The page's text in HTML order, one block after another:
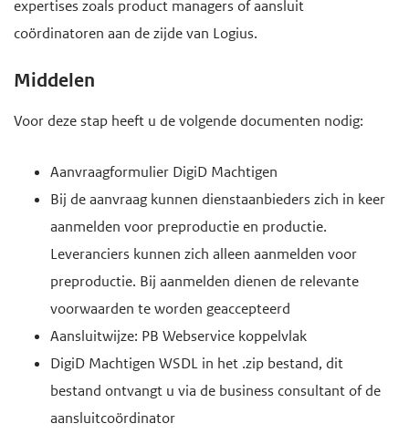
expertises zoals product managers of aansluit
coördinatoren aan de zijde van Logius.
Middelen
Voor deze stap heeft u de volgende documenten nodig:
Aanvraagformulier DigiD Machtigen
Bij de aanvraag kunnen dienstaanbieders zich in keer
aanmelden voor preproductie en productie.
Leveranciers kunnen zich alleen aanmelden voor
preproductie. Bij aanmelden dienen de relevante
voorwaarden te worden geaccepteerd
Aansluitwijze: PB Webservice koppelvlak
DigiD Machtigen WSDL in het .zip bestand, dit
bestand ontvangt u via de business consultant of de
aansluitcoördinator